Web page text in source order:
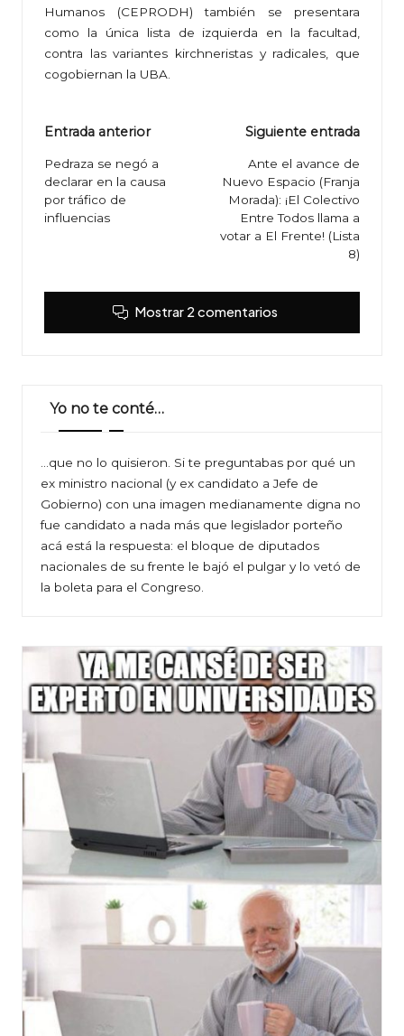
Humanos (CEPRODH) también se presentara
como la única lista de izquierda en la facultad,
contra las variantes kirchneristas y radicales, que
cogobiernan la UBA.
Navegación
de
entradas
Entrada anterior
Pedraza se negó a
declarar en la causa
por tráfico de
influencias
Siguiente entrada
Ante el avance de
Nuevo Espacio (Franja
Morada): ¡El Colectivo
Entre Todos llama a
votar a El Frente! (Lista
8)
Mostrar 2 comentarios
Yo no te conté…
…que no lo quisieron. Si te preguntabas por qué un
ex ministro nacional (y ex candidato a Jefe de
Gobierno) con una imagen medianamente digna no
fue candidato a nada más que legislador porteño
acá está la respuesta: el bloque de diputados
nacionales de su frente le bajó el pulgar y lo vetó de
la boleta para el Congreso.